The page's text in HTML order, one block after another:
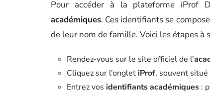
Pour accéder à la plateforme iProf
académiques. Ces identifiants se
de leur nom de famille. Voici les étapes à
Rendez-vous sur le site officiel de l’
Cliquez sur l’onglet iProf, souvent situé
Entrez vos identifiants académiques :